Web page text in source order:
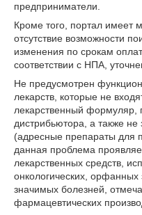
предприниматели.
Кроме того, портал имеет
отсутствие возможности
изменения по срокам
соответствии с НПА,
Не предусмотрен
лекарств, которые не
лекарственный формуляр,
дистрибьютора, а также не
(адресные препараты для
данная проблема
лекарственных средств,
онкологических, орфанных
значимых болезней,
фармацевтических